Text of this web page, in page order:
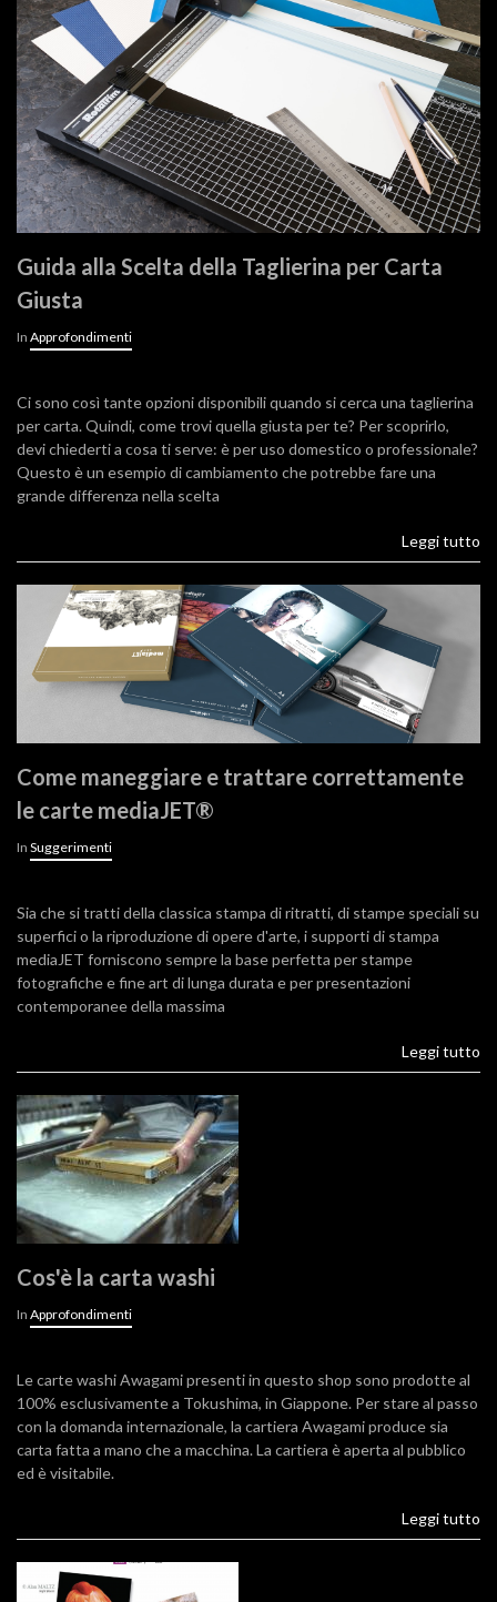
Guida alla Scelta della Taglierina per Carta
Giusta
In Approfondimenti
Ci sono così tante opzioni disponibili quando si cerca una taglierina
per carta. Quindi, come trovi quella giusta per te? Per scoprirlo,
devi chiederti a cosa ti serve: è per uso domestico o professionale?
Questo è un esempio di cambiamento che potrebbe fare una
grande differenza nella scelta
Leggi tutto
Come maneggiare e trattare correttamente
le carte mediaJET®
In Suggerimenti
Sia che si tratti della classica stampa di ritratti, di stampe speciali su
superfici o la riproduzione di opere d'arte, i supporti di stampa
mediaJET forniscono sempre la base perfetta per stampe
fotografiche e fine art di lunga durata e per presentazioni
contemporanee della massima
Leggi tutto
Cos'è la carta washi
In Approfondimenti
Le carte washi Awagami presenti in questo shop sono prodotte al
100% esclusivamente a Tokushima, in Giappone. Per stare al passo
con la domanda internazionale, la cartiera Awagami produce sia
carta fatta a mano che a macchina. La cartiera è aperta al pubblico
ed è visitabile.
Leggi tutto